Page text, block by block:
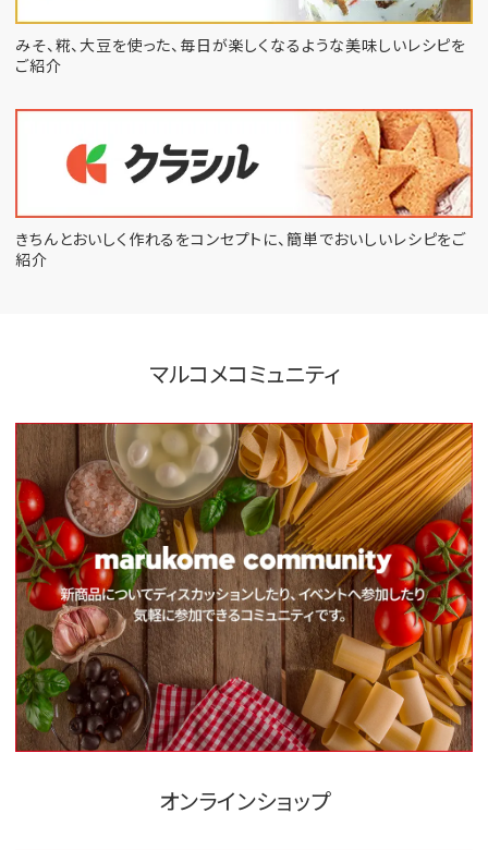
みそ、糀、大豆を使った、毎日が楽しくなるような美味しいレシピを
ご紹介
きちんとおいしく作れるをコンセプトに、 簡単でおいしいレシピをご
紹介
マルコメコミュニティ
オンラインショップ